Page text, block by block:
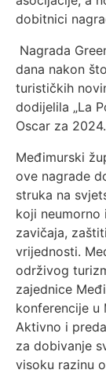
dobitnici
Nagrada
dana nakon
turističkih
dodijelila „La
Oscar za
Međimurski
ove nagrade
struka na
koji neumorno
zavičaja,
vrijednosti.
održivog
zajednice
konferencije u
Aktivno i
za dobivanje
visoku razinu